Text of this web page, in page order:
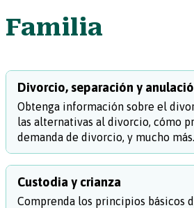
Familia
Divorcio, separación y
Obtenga información sobre el
las alternativas al divorcio, cómo
demanda de divorcio, y mucho más.
Custodia y crianza
Comprenda los principios básicos